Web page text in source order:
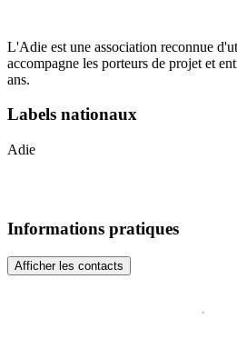
L'Adie est une association reconnue
accompagne les porteurs de projet et
ans.
Labels nationaux
Adie
Informations pratiques
Afficher les contacts